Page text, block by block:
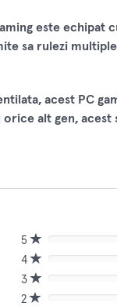
este
sa rulezi
acest PC
alt gen,
5
Complete
(danger)
4
Complete
(danger)
3
Complete
2